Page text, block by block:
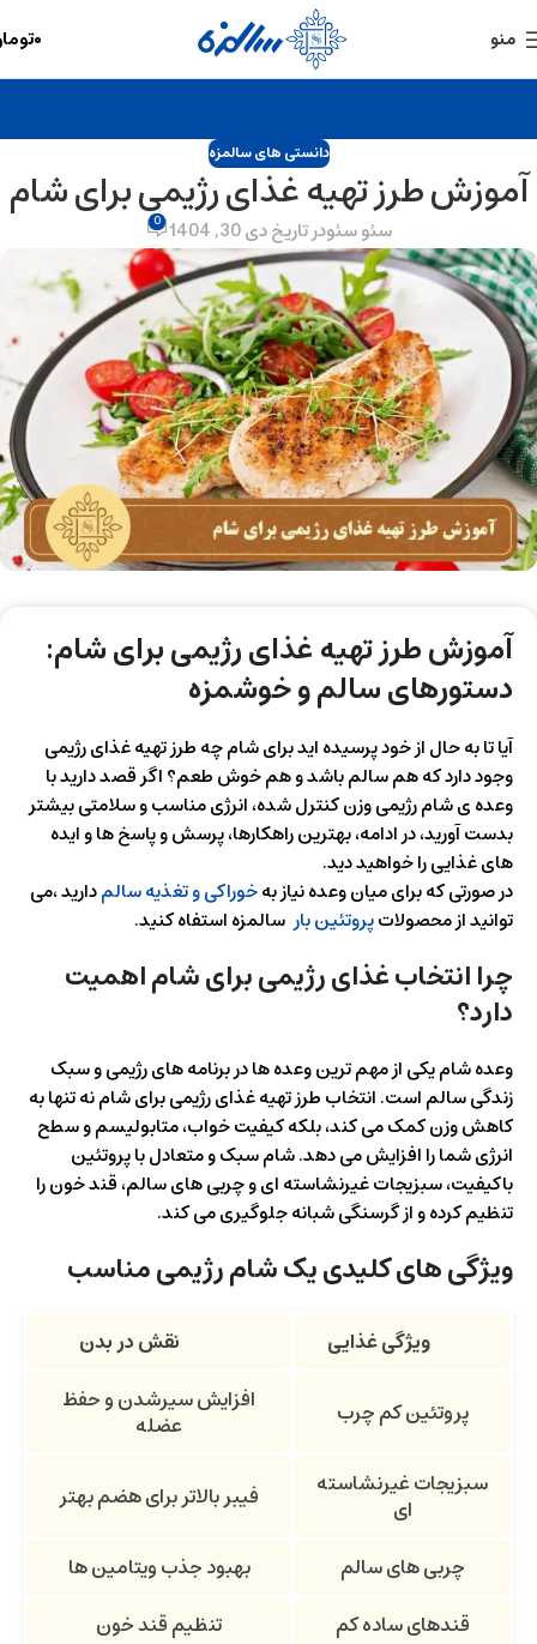
منو ۰
دانستی های سالمزه
آموزش طرز تهیه غذای رژیمی برای شام
سئو سئودر تاریخ دی 30, 1404 0
آموزش طرز تهیه غذای رژیمی برای شام:
دستورهای سالم و خوشمزه
آیا تا به حال از خود پرسیده اید برای شام چه طرز تهیه غذای رژیمی
وجود دارد که هم سالم باشد و هم خوش طعم؟ اگر قصد دارید با
وعده ی شام رژیمی وزن کنترل شده، انرژی مناسب و سلامتی بیشتر
بدست آورید، در ادامه، بهترین راهکارها، پرسش و پاسخ ها و ایده
های غذایی را خواهید دید.
در صورتی که برای میان وعده نیاز بهخوراکی و تغذیه سالمدارید ،می
توانید از محصولاتپروتئین بارسالمزه استفاه کنید.
چرا انتخاب غذای رژیمی برای شام اهمیت
دارد؟
وعده شام یکی از مهم ترین وعده ها در برنامه های رژیمی و سبک
زندگی سالم است. انتخاب طرز تهیه غذای رژیمی برای شام نه تنها به
کاهش وزن کمک می کند، بلکه کیفیت خواب، متابولیسم و سطح
انرژی شما را افزایش می دهد. شام سبک و متعادل با پروتئین
باکیفیت، سبزیجات غیرنشاسته ای و چربی های سالم، قند خون را
تنظیم کرده و از گرسنگی شبانه جلوگیری می کند.
ویژگی های کلیدی یک شام رژیمی مناسب
ویژگی غذایی نقش در بدن
پروتئین کم چرب افزایش سیرشدن و حفظ
عضله
سبزیجات غیرنشاسته
ای فیبر بالاتر برای هضم بهتر
چربی های سالم
بهبود جذب ویتامین ها
قندهای ساده کم
تنظیم قند خون